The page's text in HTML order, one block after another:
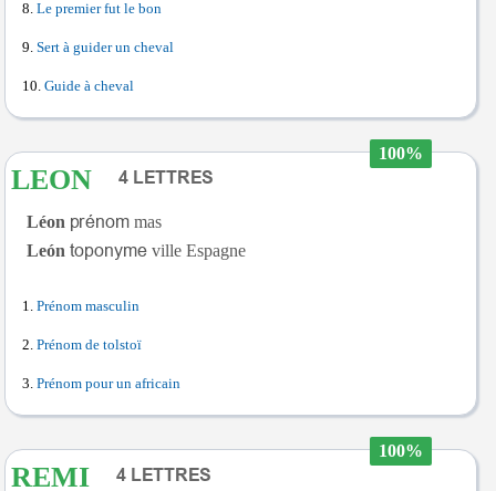
Le premier fut le bon
Sert à guider un cheval
Guide à cheval
100%
LEON
Léon
mas
León
ville Espagne
Prénom masculin
Prénom de tolstoï
Prénom pour un africain
100%
REMI